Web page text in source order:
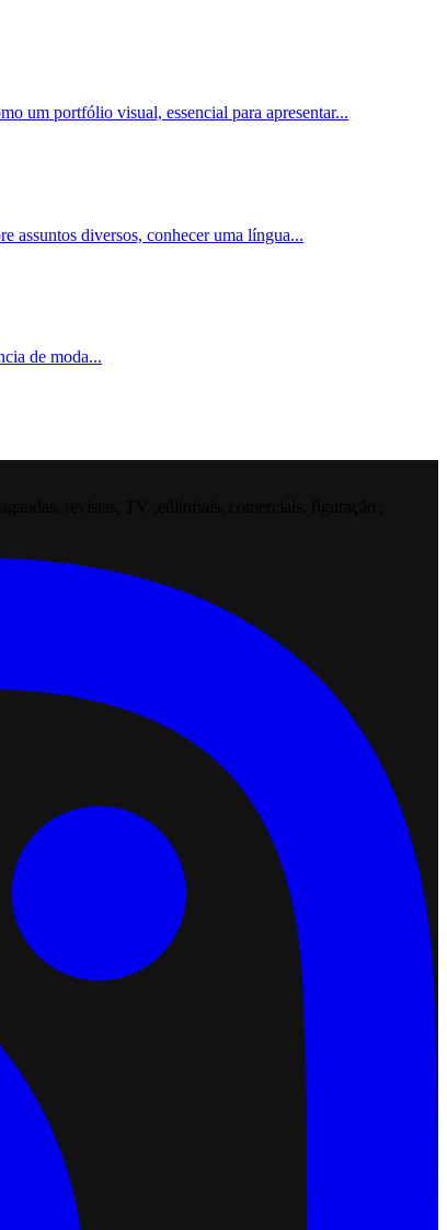
um portfólio visual, essencial para apresentar...
assuntos diversos, conhecer uma língua...
de moda...